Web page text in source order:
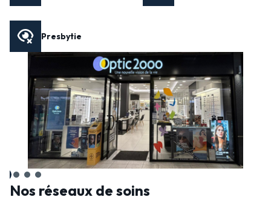
Presbytie
Nos réseaux de soins